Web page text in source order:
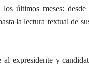
los últimos meses:
la lectura textual de
al expresidente y